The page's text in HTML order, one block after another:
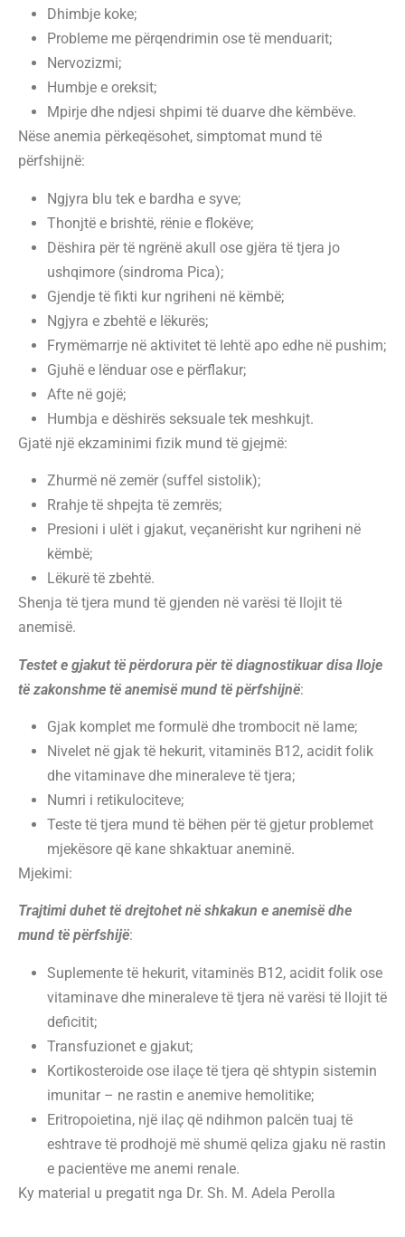
Dhimbje koke;
Probleme me përqendrimin ose të menduarit;
Nervozizmi;
Humbje e oreksit;
Mpirje dhe ndjesi shpimi të duarve dhe këmbëve.
Nëse anemia përkeqësohet, simptomat mund të
përfshijnë:
Ngjyra blu tek e bardha e syve;
Thonjtë e brishtë, rënie e flokëve;
Dëshira për të ngrënë akull ose gjëra të tjera jo
ushqimore (sindroma Pica);
Gjendje të fikti kur ngriheni në këmbë;
Ngjyra e zbehtë e lëkurës;
Frymëmarrje në aktivitet të lehtë apo edhe në pushim;
Gjuhë e lënduar ose e përflakur;
Afte në gojë;
Humbja e dëshirës seksuale tek meshkujt.
Gjatë një ekzaminimi fizik mund të gjejmë:
Zhurmë në zemër (suffel sistolik);
Rrahje të shpejta të zemrës;
Presioni i ulët i gjakut, veçanërisht kur ngriheni në
këmbë;
Lëkurë të zbehtë.
Shenja të tjera mund të gjenden në varësi të llojit të
anemisë.
Testet e gjakut të përdorura për të diagnostikuar disa lloje
të zakonshme të anemisë mund të përfshijnë:
Gjak komplet me formulë dhe trombocit në lame;
Nivelet në gjak të hekurit, vitaminës B12, acidit folik
dhe vitaminave dhe mineraleve të tjera;
Numri i retikulociteve;
Teste të tjera mund të bëhen për të gjetur problemet
mjekësore që kane shkaktuar aneminë.
Mjekimi:
Trajtimi duhet të drejtohet në shkakun e anemisë dhe
mund të përfshijë:
Suplemente të hekurit, vitaminës B12, acidit folik ose
vitaminave dhe mineraleve të tjera në varësi të llojit të
deficitit;
Transfuzionet e gjakut;
Kortikosteroide ose ilaçe të tjera që shtypin sistemin
imunitar – ne rastin e anemive hemolitike;
Eritropoietina, një ilaç që ndihmon palcën tuaj të
eshtrave të prodhojë më shumë qeliza gjaku në rastin
e pacientëve me anemi renale.
Ky material u pregatit nga Dr. Sh. M. Adela Perolla